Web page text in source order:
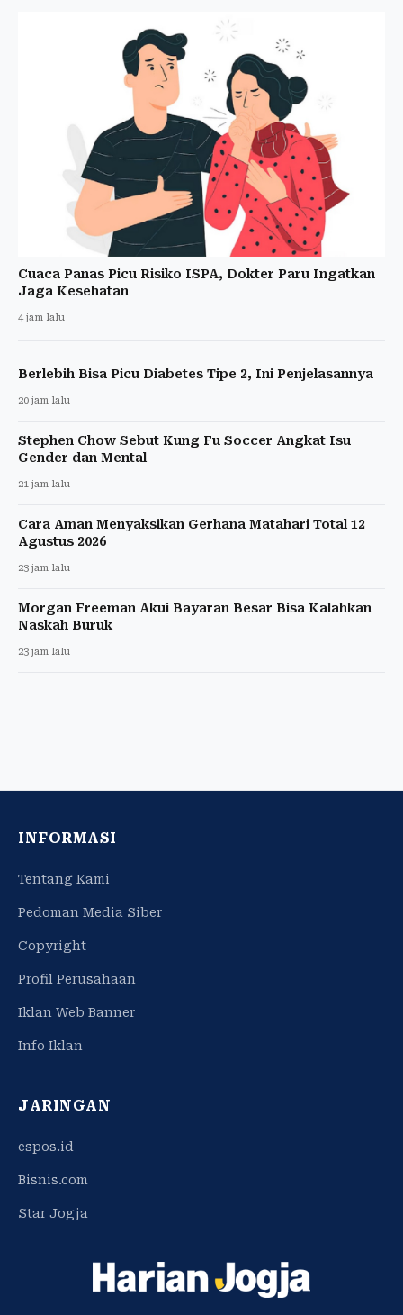
Cuaca Panas Picu Risiko ISPA, Dokter Paru Ingatkan
Jaga Kesehatan
4 jam lalu
Berlebih Bisa Picu Diabetes Tipe 2, Ini Penjelasannya
20 jam lalu
Stephen Chow Sebut Kung Fu Soccer Angkat Isu
Gender dan Mental
21 jam lalu
Cara Aman Menyaksikan Gerhana Matahari Total 12
Agustus 2026
23 jam lalu
Morgan Freeman Akui Bayaran Besar Bisa Kalahkan
Naskah Buruk
23 jam lalu
INFORMASI
Tentang Kami
Pedoman Media Siber
Copyright
Profil Perusahaan
Iklan Web Banner
Info Iklan
JARINGAN
espos.id
Bisnis.com
Star Jogja